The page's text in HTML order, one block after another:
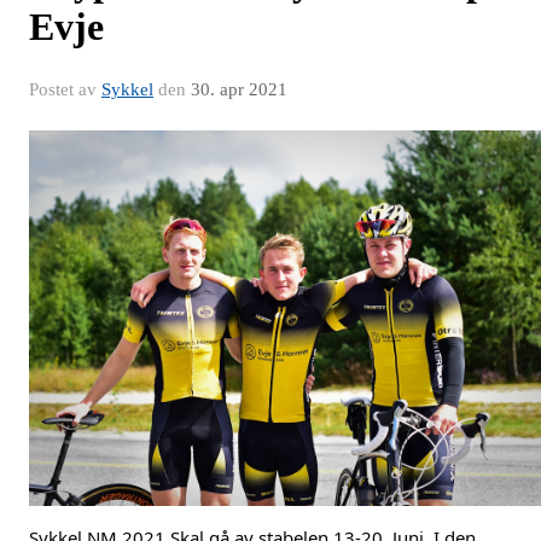
Evje
Postet av Sykkel den 30. apr 2021